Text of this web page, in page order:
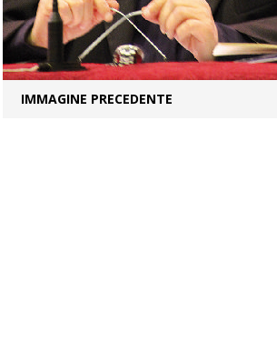
IMMAGINE PRECEDENTE